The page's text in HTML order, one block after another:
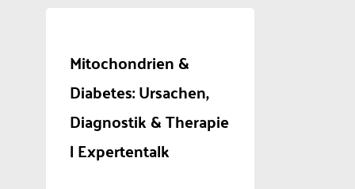
Mitochondrien &
Diabetes: Ursachen,
Diagnostik & Therapie
| Expertentalk